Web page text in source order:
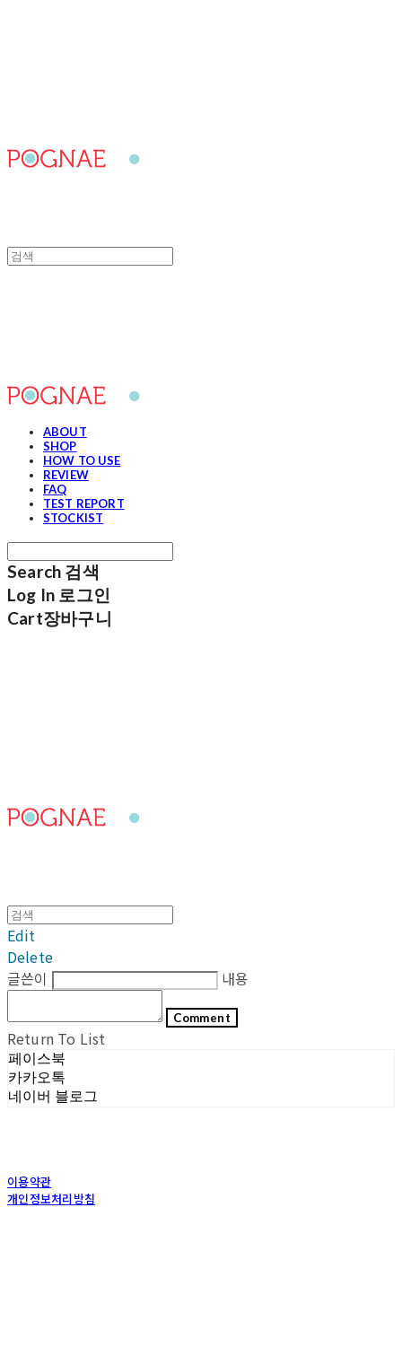
ABOUT
SHOP
HOW TO USE
REVIEW
FAQ
TEST REPORT
STOCKIST
Search 검색
Log In 로그인
Cart장바구니
Edit
Delete
글쓴이
내용
Comment
Return To List
페이스북
카카오톡
네이버 블로그
이용약관
개인정보처리방침